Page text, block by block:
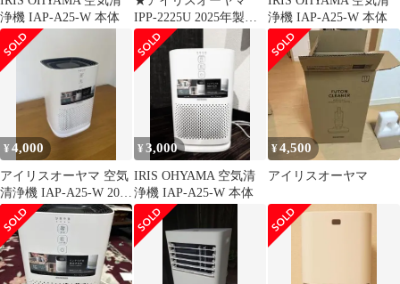
浄機 IAP-A25-W 本体
IPP-2225U 2025年製造
★
浄機 IAP-A25-W 本体
¥4,000
アイリスオーヤマ 空気
清浄機 IAP-A25-W 2021
年製 動作確認済
¥3,000
IRIS OHYAMA 空気清
浄機 IAP-A25-W 本体
¥4,500
アイリスオーヤマ